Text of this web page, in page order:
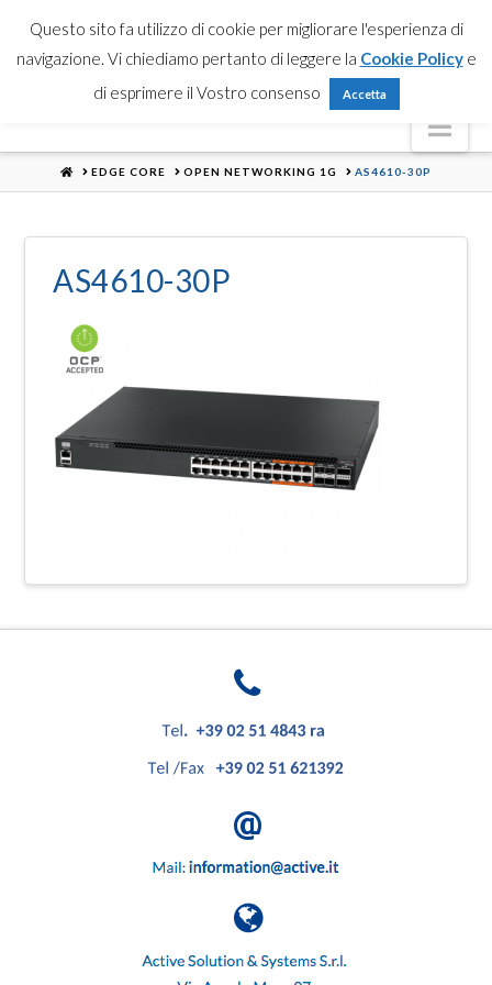
HOMEEDGE CORE OPEN NETWORKING 1G AS4610-30P
AS4610-30P
Questo sito fa utilizzo di cookie per migliorare l'esperienza di
navigazione. Vi chiediamo pertanto di leggere la Cookie Policye
di esprimere il Vostro consenso
Accetta